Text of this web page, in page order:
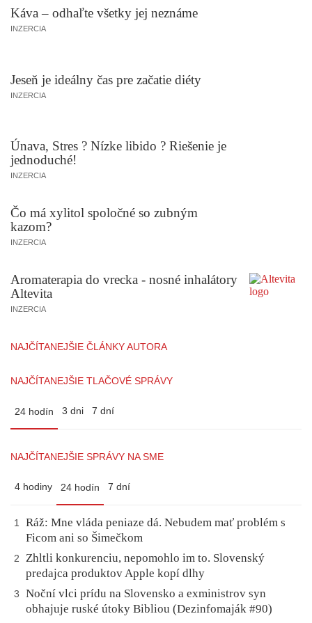
Káva – odhaľte všetky jej neznáme
INZERCIA
Jeseň je ideálny čas pre začatie diéty
INZERCIA
Únava, Stres ? Nízke libido ? Riešenie je
jednoduché!
INZERCIA
Čo má xylitol spoločné so zubným
kazom?
INZERCIA
Aromaterapia do vrecka - nosné inhalátory
Altevita
INZERCIA
NAJČÍTANEJŠIE ČLÁNKY AUTORA
NAJČÍTANEJŠIE TLAČOVÉ SPRÁVY
24 hodín 3 dni 7 dní
NAJČÍTANEJŠIE SPRÁVY NA SME
4 hodiny 24 hodín 7 dní
1
Ráž: Mne vláda peniaze dá. Nebudem mať problém s
Ficom ani so Šimečkom
2
Zhltli konkurenciu, nepomohlo im to. Slovenský
predajca produktov Apple kopí dlhy
3
Noční vlci prídu na Slovensko a exministrov syn
obhajuje ruské útoky Bibliou (Dezinfomaják #90)